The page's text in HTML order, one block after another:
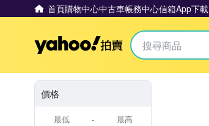
首頁購物中心中古車帳務中心信箱App下載
Yahoo拍賣
價格
-